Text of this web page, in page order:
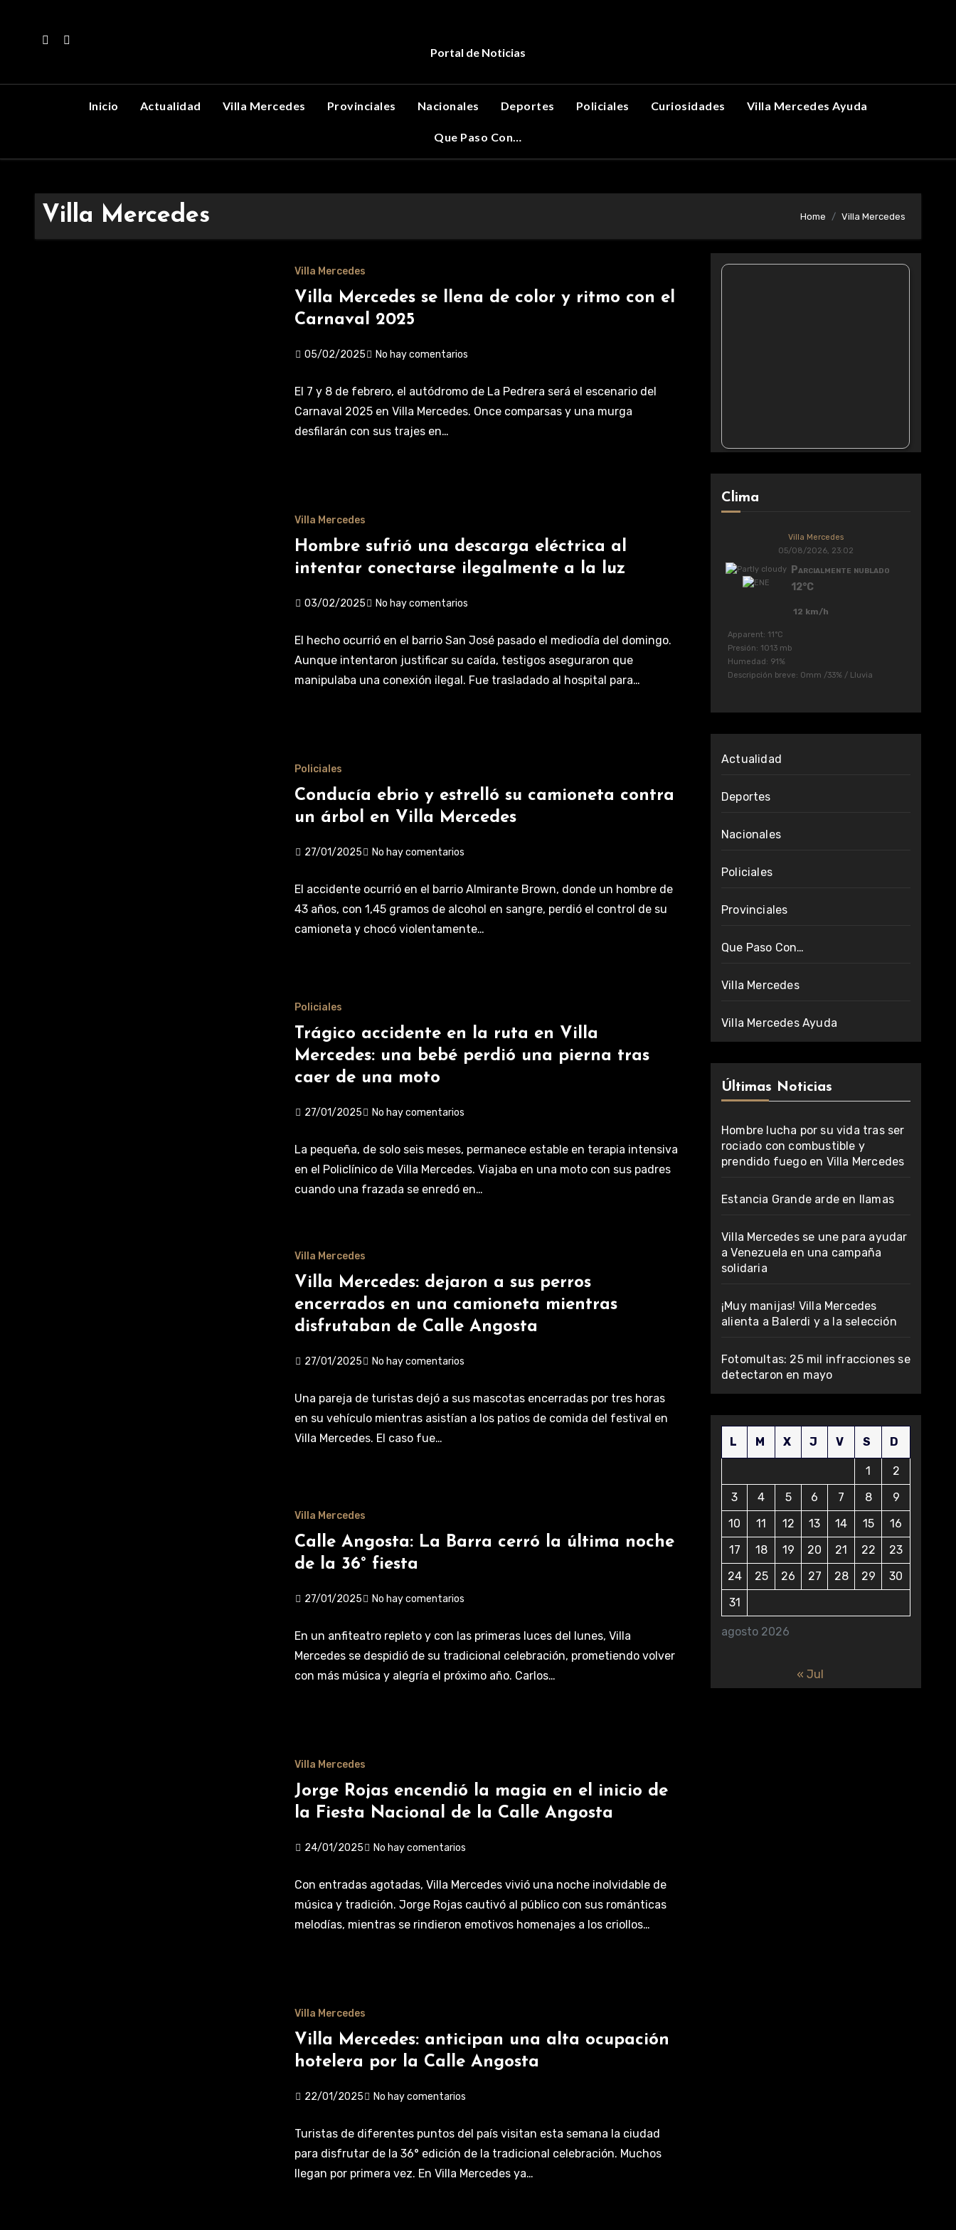
Portal de Noticias
Inicio Actualidad Villa Mercedes Provinciales Nacionales Deportes Policiales Curiosidades Villa Mercedes Ayuda
Que Paso Con…
Villa Mercedes Home Villa Mercedes
Villa Mercedes
Villa Mercedes se llena de color y ritmo con el
Carnaval 2025
05/02/2025 No hay comentarios
El 7 y 8 de febrero, el autódromo de La Pedrera será el escenario del
Carnaval 2025 en Villa Mercedes. Once comparsas y una murga
desfilarán con sus trajes en…
Villa Mercedes
Hombre sufrió una descarga eléctrica al
intentar conectarse ilegalmente a la luz
03/02/2025 No hay comentarios
El hecho ocurrió en el barrio San José pasado el mediodía del domingo.
Aunque intentaron justificar su caída, testigos aseguraron que
manipulaba una conexión ilegal. Fue trasladado al hospital para…
Policiales
Conducía ebrio y estrelló su camioneta contra
un árbol en Villa Mercedes
27/01/2025 No hay comentarios
El accidente ocurrió en el barrio Almirante Brown, donde un hombre de
43 años, con 1,45 gramos de alcohol en sangre, perdió el control de su
camioneta y chocó violentamente…
Policiales
Trágico accidente en la ruta en Villa
Mercedes: una bebé perdió una pierna tras
caer de una moto
27/01/2025 No hay comentarios
La pequeña, de solo seis meses, permanece estable en terapia intensiva
en el Policlínico de Villa Mercedes. Viajaba en una moto con sus padres
cuando una frazada se enredó en…
Villa Mercedes
Villa Mercedes: dejaron a sus perros
encerrados en una camioneta mientras
disfrutaban de Calle Angosta
27/01/2025 No hay comentarios
Una pareja de turistas dejó a sus mascotas encerradas por tres horas
en su vehículo mientras asistían a los patios de comida del festival en
Villa Mercedes. El caso fue…
Villa Mercedes
Calle Angosta: La Barra cerró la última noche
de la 36° fiesta
27/01/2025 No hay comentarios
En un anfiteatro repleto y con las primeras luces del lunes, Villa
Mercedes se despidió de su tradicional celebración, prometiendo volver
con más música y alegría el próximo año. Carlos…
Villa Mercedes
Jorge Rojas encendió la magia en el inicio de
la Fiesta Nacional de la Calle Angosta
24/01/2025 No hay comentarios
Con entradas agotadas, Villa Mercedes vivió una noche inolvidable de
música y tradición. Jorge Rojas cautivó al público con sus románticas
melodías, mientras se rindieron emotivos homenajes a los criollos…
Villa Mercedes
Villa Mercedes: anticipan una alta ocupación
hotelera por la Calle Angosta
22/01/2025 No hay comentarios
Turistas de diferentes puntos del país visitan esta semana la ciudad
para disfrutar de la 36° edición de la tradicional celebración. Muchos
llegan por primera vez. En Villa Mercedes ya…
Clima
Villa Mercedes
05/08/2026, 23:02
Parcialmente nublado
12°C
12 km/h
Apparent: 11°C
Presión: 1013 mb
Humedad: 91%
Descripción breve: 0mm /33% / Lluvia
Actualidad
Deportes
Nacionales
Policiales
Provinciales
Que Paso Con…
Villa Mercedes
Villa Mercedes Ayuda
Últimas Noticias
Hombre lucha por su vida tras ser
rociado con combustible y
prendido fuego en Villa Mercedes
Estancia Grande arde en llamas
Villa Mercedes se une para ayudar
a Venezuela en una campaña
solidaria
¡Muy manijas! Villa Mercedes
alienta a Balerdi y a la selección
Fotomultas: 25 mil infracciones se
detectaron en mayo
agosto 2026
L M X J V S D
1
2
3
4 5 6 7 8
9
10
11 12 13 14 15
16
17
18 19 20 21 22
23
24
25 26 27 28 29
30
31
« Jul